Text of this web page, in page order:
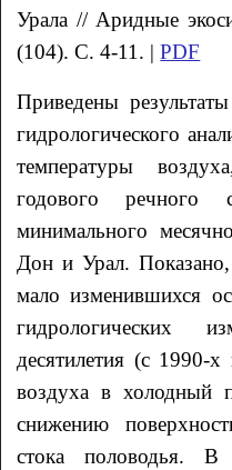
Урала // Аридные
(104). С. 4-11. |PDF
Приведены
гидрологического
температуры
годового речного
минимального
Дон и Урал.
мало изменившихся
гидрологических
десятилетия (с 1990-х
воздуха в холодный
снижению
стока половодья. В